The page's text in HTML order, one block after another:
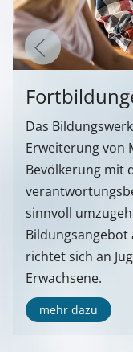
Das
Erweiterung von
Bevölkerung mit
sinnvoll
Bildungsangebot
richtet sich an
Erwachsene.
mehr dazu